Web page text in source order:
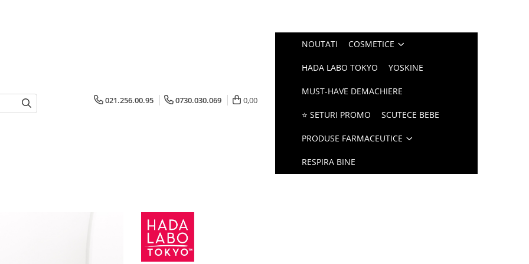
021.256.00.95 0730.030.069 0,00
NOUTATI COSMETICE
HADA LABO TOKYO YOSKINE
MUST-HAVE DEMACHIERE
⭐ SETURI PROMO SCUTECE BEBE
PRODUSE FARMACEUTICE
RESPIRA BINE